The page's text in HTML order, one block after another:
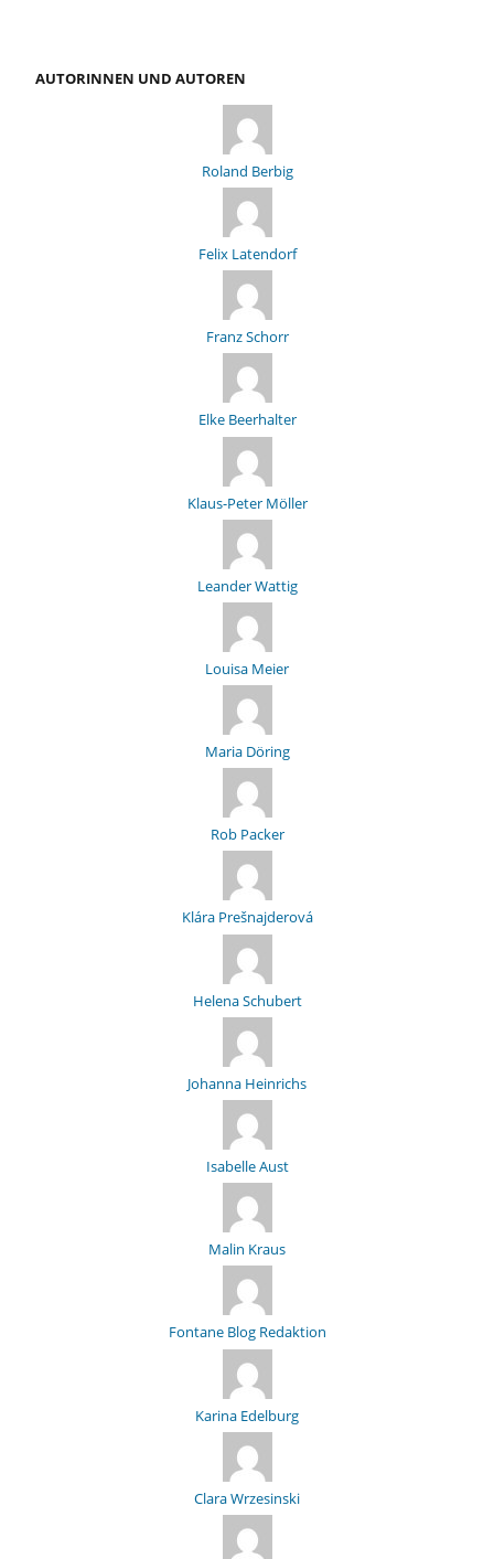
AUTORINNEN UND AUTOREN
Roland Berbig
Felix Latendorf
Franz Schorr
Elke Beerhalter
Klaus-Peter Möller
Leander Wattig
Louisa Meier
Maria Döring
Rob Packer
Klára Prešnajderová
Helena Schubert
Johanna Heinrichs
Isabelle Aust
Malin Kraus
Fontane Blog Redaktion
Karina Edelburg
Clara Wrzesinski